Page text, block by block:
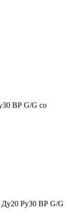
ВР G/G со
Ру30 ВР G/G